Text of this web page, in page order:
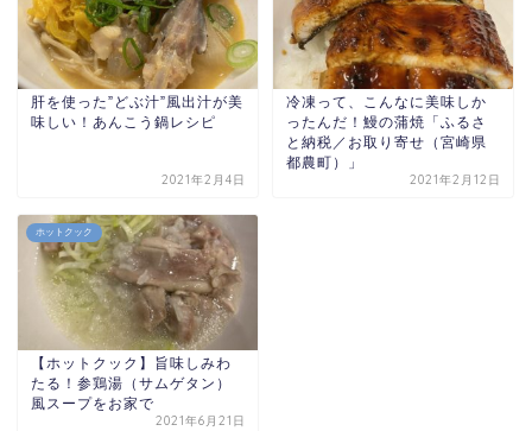
肝を使った”どぶ汁”風出汁が美
味しい！あんこう鍋レシピ
2021年2月4日
冷凍って、こんなに美味しか
ったんだ！鰻の蒲焼「ふるさ
と納税／お取り寄せ（宮崎県
都農町）」
2021年2月12日
ホットクック
【ホットクック】旨味しみわ
たる！参鶏湯（サムゲタン）
風スープをお家で
2021年6月21日